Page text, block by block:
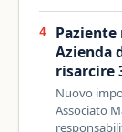
4
Azienda
risarcire
Nuovo
Associato